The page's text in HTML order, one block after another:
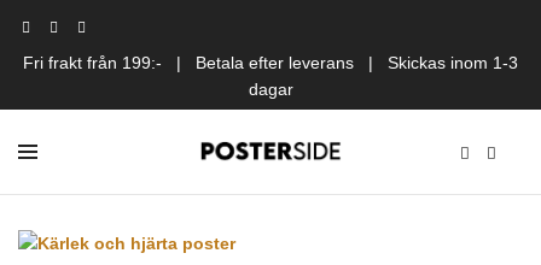
Fri frakt från 199:- | Betala efter leverans | Skickas inom 1-3
dagar